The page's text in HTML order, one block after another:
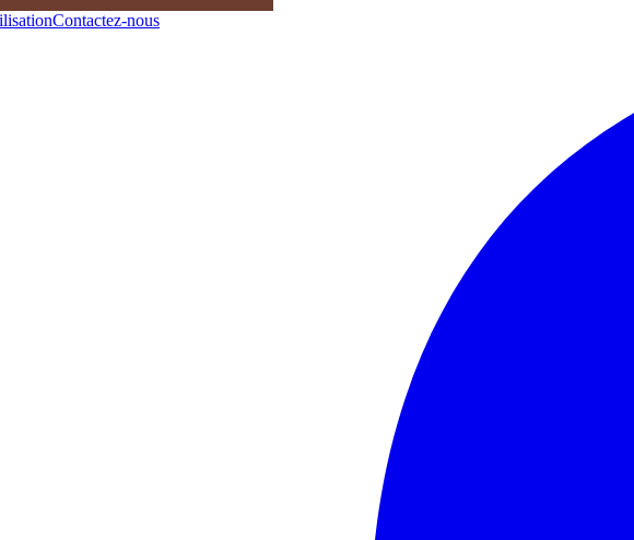
Contactez-nous